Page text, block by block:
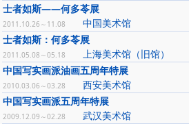
士者如斯——何多苓展
2011.10.26～11.08
中国美术馆
士者如斯：何多苓展
2011.05.08～05.18
上海美术馆（旧馆）
中国写实画派油画五周年特展
2010.03.06～03.28
西安美术馆
中国写实画派五周年特展
2009.12.09～02.28
武汉美术馆